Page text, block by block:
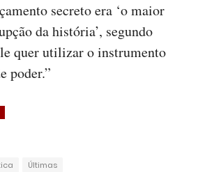
secreto era ‘o maior
da história’, segundo
quer utilizar o instrumento
poder.”
Últimas